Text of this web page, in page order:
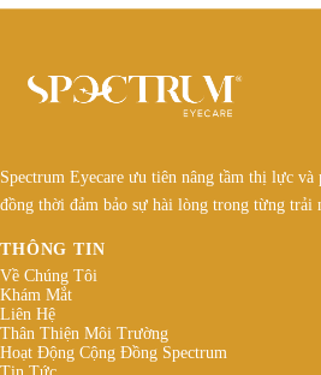
Spectrum Eyecare ưu tiên nâng tầm thị lực và
đồng thời đảm bảo sự hài lòng trong từng trải
THÔNG TIN
Về Chúng Tôi
Khám Mắt
Liên Hệ
Thân Thiện Môi Trường
Hoạt Động Cộng Đồng Spectrum